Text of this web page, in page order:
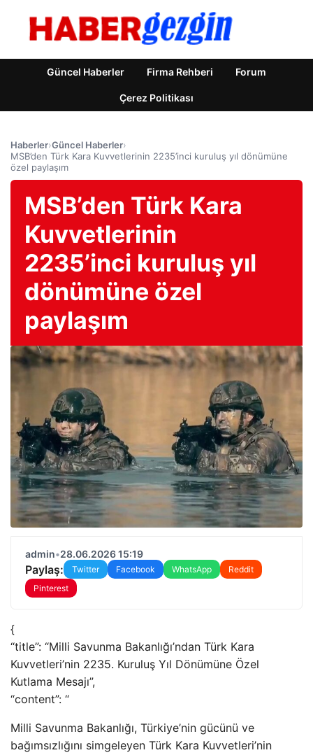
Güncel Haberler Firma Rehberi Forum
Çerez Politikası
Haberler›Güncel Haberler›
MSB’den Türk Kara Kuvvetlerinin 2235’inci kuruluş yıl dönümüne
özel paylaşım
MSB’den Türk Kara
Kuvvetlerinin
2235’inci kuruluş yıl
dönümüne özel
paylaşım
admin•28.06.2026 15:19
Paylaş: Twitter Facebook WhatsApp
Reddit
Pinterest
{
“title”: “Milli Savunma Bakanlığı’ndan Türk Kara
Kuvvetleri’nin 2235. Kuruluş Yıl Dönümüne Özel
Kutlama Mesajı”,
“content”: “
Milli Savunma Bakanlığı, Türkiye’nin gücünü ve
bağımsızlığını simgeleyen Türk Kara Kuvvetleri’nin